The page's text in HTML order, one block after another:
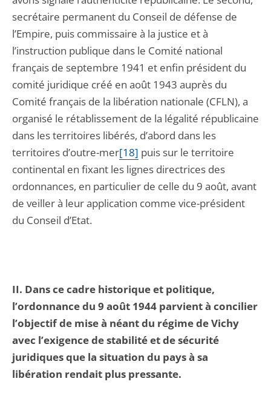
secrétaire permanent du Conseil de défense de
l’Empire, puis commissaire à la justice et à
l’instruction publique dans le Comité national
français de septembre 1941 et enfin président du
comité juridique créé en août 1943 auprès du
Comité français de la libération nationale (CFLN), a
organisé le rétablissement de la légalité républicaine
dans les territoires libérés, d’abord dans les
territoires d’outre-mer[18] puis sur le territoire
continental en fixant les lignes directrices des
ordonnances, en particulier de celle du 9 août, avant
de veiller à leur application comme vice-président
du Conseil d’Etat.
II. Dans ce cadre historique et politique,
l’ordonnance du 9 août 1944 parvient à concilier
l’objectif de mise à néant du régime de Vichy
avec l’exigence de stabilité et de sécurité
juridiques que la situation du pays à sa
libération rendait plus pressante.